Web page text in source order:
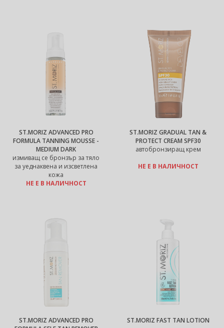
ST.MORIZ ADVANCED PRO
FORMULA TANNING MOUSSE -
MEDIUM DARK
измиващ се бронзър за тяло
за уеднаквена и изсветлена
кожа
НЕ Е В НАЛИЧНОСТ
ST.MORIZ GRADUAL TAN &
PROTECT CREAM SPF30
автобронзиращ крем
НЕ Е В НАЛИЧНОСТ
ST.MORIZ ADVANCED PRO
ST.MORIZ FAST TAN LOTION